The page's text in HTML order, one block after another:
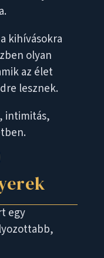
kihívásokra
olyan
az élet
lesznek.
intimitás,
egy